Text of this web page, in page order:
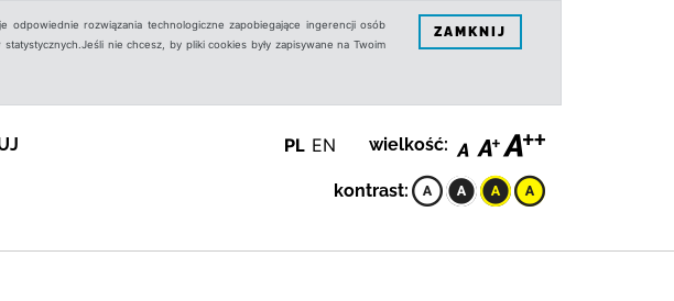
rozwiązania technologiczne zapobiegające ingerencji osób
nie chcesz, by pliki cookies były zapisywane na Twoim
ZAMKNIJ
PL EN wielkość:
kontrast: